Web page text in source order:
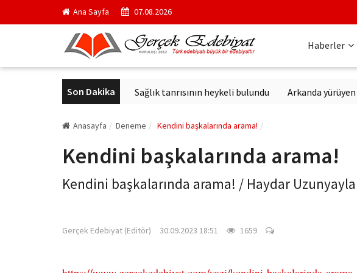
Ana Sayfa 07.08.2026
Haberler
Son Dakika
kurul başkanı oldu Sağlık tanrısının heykeli bulundu Arkanda yürüyen M.
Anasayfa Deneme Kendini başkalarında arama!
Kendini başkalarında arama!
Kendini başkalarında arama! / Haydar Uzunyayla
Gerçek Edebiyat (Editör) 30.09.2023 18:51 1659